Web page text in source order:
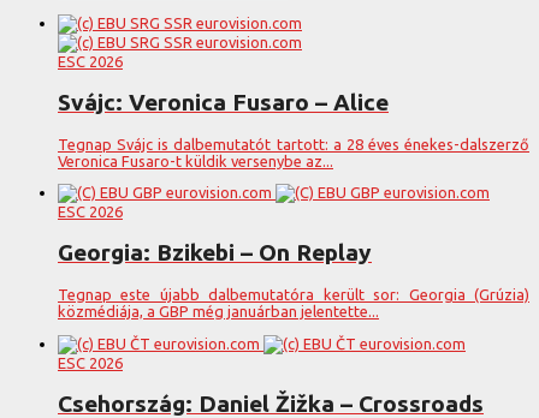
ESC 2026
Svájc: Veronica Fusaro – Alice
Tegnap Svájc is dalbemutatót tartott: a 28 éves énekes-dalszerző
Veronica Fusaro-t küldik versenybe az...
ESC 2026
Georgia: Bzikebi – On Replay
Tegnap este újabb dalbemutatóra került sor: Georgia (Grúzia)
közmédiája, a GBP még januárban jelentette...
ESC 2026
Csehország: Daniel Žižka – Crossroads